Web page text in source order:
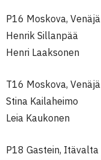
P16 Moskova, Venäjä
Henrik Sillanpää
Henri Laaksonen
T16 Moskova, Venäjä
Stina Kailaheimo
Leia Kaukonen
P18 Gastein, Itävalta